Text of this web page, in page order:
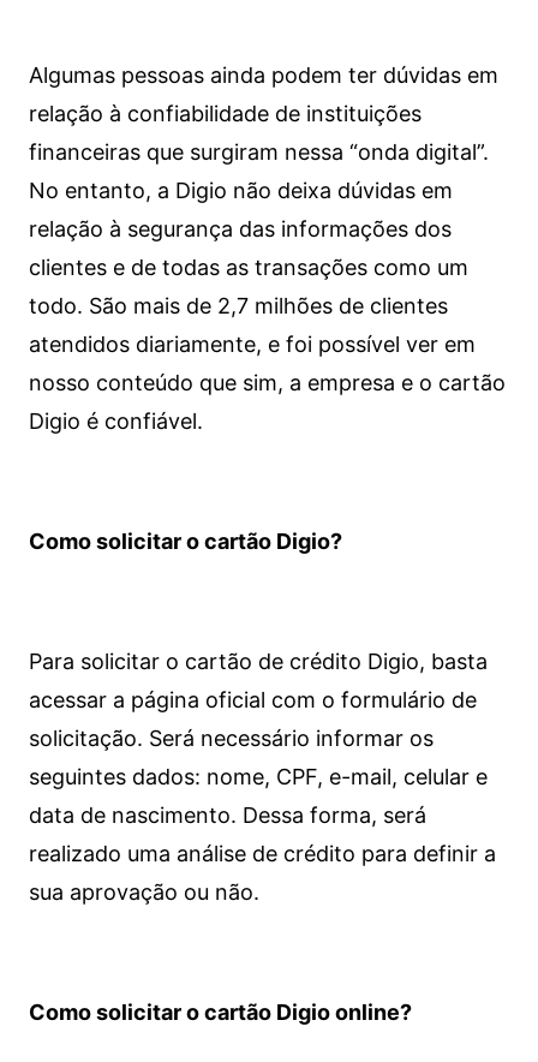
Algumas pessoas ainda podem ter dúvidas em
relação à confiabilidade de instituições
financeiras que surgiram nessa “onda digital”.
No entanto, a Digio não deixa dúvidas em
relação à segurança das informações dos
clientes e de todas as transações como um
todo. São mais de 2,7 milhões de clientes
atendidos diariamente, e foi possível ver em
nosso conteúdo que sim, a empresa e o cartão
Digio é confiável.
Como solicitar o cartão Digio?
Para solicitar o cartão de crédito Digio, basta
acessar a página oficial com o formulário de
solicitação. Será necessário informar os
seguintes dados: nome, CPF, e-mail, celular e
data de nascimento. Dessa forma, será
realizado uma análise de crédito para definir a
sua aprovação ou não.
Como solicitar o cartão Digio online?